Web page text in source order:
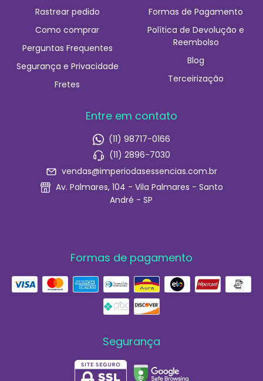
Rastrear pedido
Como comprar
Perguntas Frequentes
Segurança e Privacidade
Fretes
Formas de Pagamento
Política de Devolução e
Reembolso
Blog
Terceirização
Entre em contato
(11) 98717-0166
(11) 2896-7030
vendas@imperiodasessencias.com.br
Av. Palmares, 104 - Vila Palmares - Santo
André - SP
Formas de pagamento
Segurança